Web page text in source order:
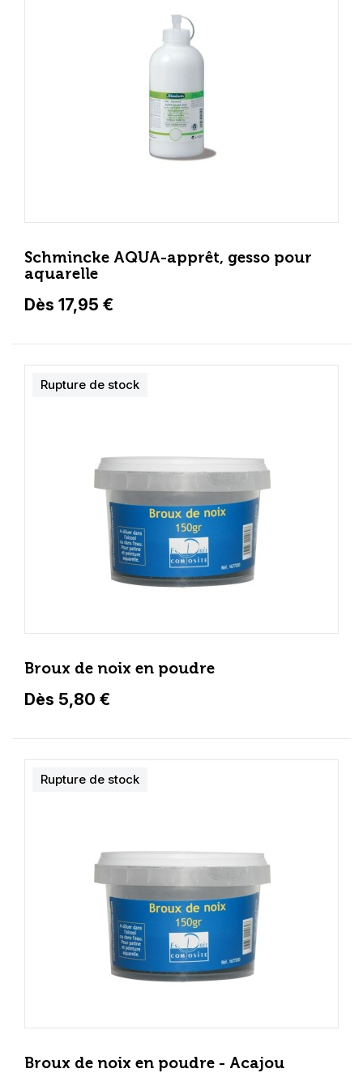
Schmincke AQUA-apprêt, gesso pour
aquarelle
Dès 17,95 €
Broux de noix en poudre
Dès 5,80 €
Rupture de stock
Broux de noix en poudre - Acajou
Rupture de stock